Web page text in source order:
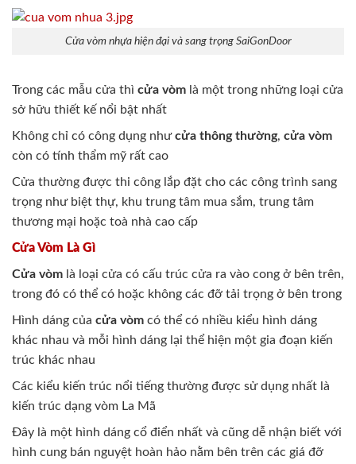
Cửa vòm nhựa hiện đại và sang trọng SaiGonDoor
Trong các mẫu cửa thì cửa vòm là một trong những loại cửa
sở hữu thiết kế nổi bật nhất
Không chỉ có công dụng nhưcửa thông thường, cửa vòm
còn có tính thẩm mỹ rất cao
Cửa thường được thi công lắp đặt cho các công trình sang
trọng như biệt thự, khu trung tâm mua sắm, trung tâm
thương mại hoặc toà nhà cao cấp
Cửa Vòm Là Gì
Cửa vòm là loại cửa có cấu trúc cửa ra vào cong ở bên trên,
trong đó có thể có hoặc không các đỡ tải trọng ở bên trong
Hình dáng của cửa vòm có thể có nhiều kiểu hình dáng
khác nhau và mỗi hình dáng lại thể hiện một gia đoạn kiến
trúc khác nhau
Các kiểu kiến trúc nổi tiếng thường được sử dụng nhất là
kiến trúc dạng vòm La Mã
Đây là một hình dáng cổ điển nhất và cũng dễ nhận biết với
hình cung bán nguyệt hoàn hảo nằm bên trên các giá đỡ